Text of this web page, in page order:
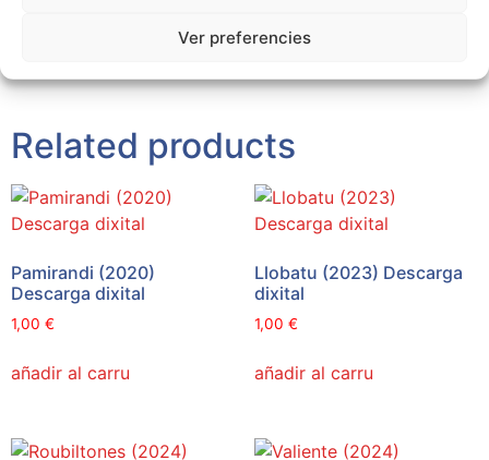
Ver preferencies
Related products
Pamirandi (2020)
Descarga dixital
1,00 €
añadir al carru
Llobatu (2023) Descarga
dixital
1,00 €
añadir al carru